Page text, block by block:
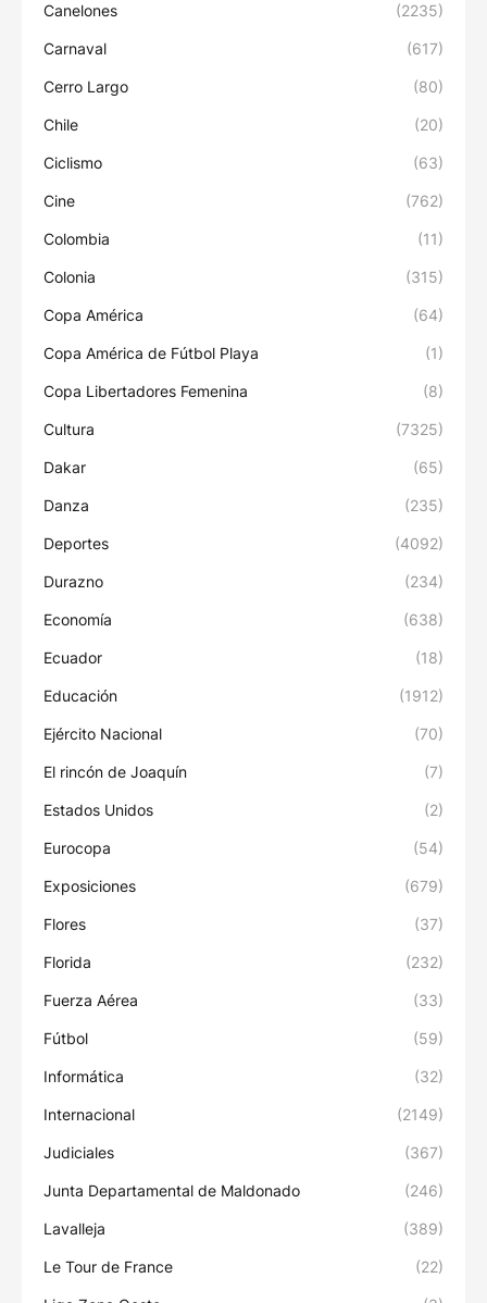
Canelones (2235)
Carnaval (617)
Cerro Largo (80)
Chile (20)
Ciclismo (63)
Cine (762)
Colombia (11)
Colonia (315)
Copa América (64)
Copa América de Fútbol Playa (1)
Copa Libertadores Femenina (8)
Cultura (7325)
Dakar (65)
Danza (235)
Deportes (4092)
Durazno (234)
Economía (638)
Ecuador (18)
Educación (1912)
Ejército Nacional (70)
El rincón de Joaquín (7)
Estados Unidos (2)
Eurocopa (54)
Exposiciones (679)
Flores (37)
Florida (232)
Fuerza Aérea (33)
Fútbol (59)
Informática (32)
Internacional (2149)
Judiciales (367)
Junta Departamental de Maldonado (246)
Lavalleja (389)
Le Tour de France (22)